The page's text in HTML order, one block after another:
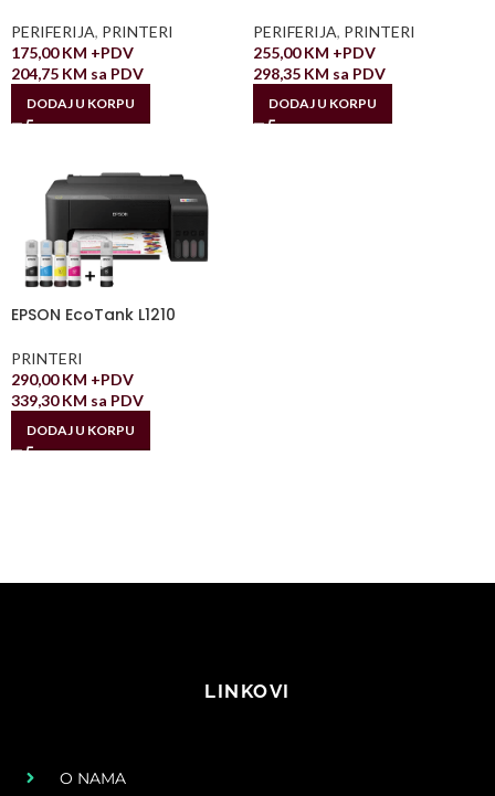
PERIFERIJA, PRINTERI
175,00KM +PDV
204,75 KM sa PDV
DODAJ U KORPU
PERIFERIJA, PRINTERI
255,00KM +PDV
298,35 KM sa PDV
DODAJ U KORPU
EPSON EcoTank L1210
PRINTERI
290,00KM +PDV
339,30KM sa PDV
DODAJ U KORPU
LINKOVI
O NAMA